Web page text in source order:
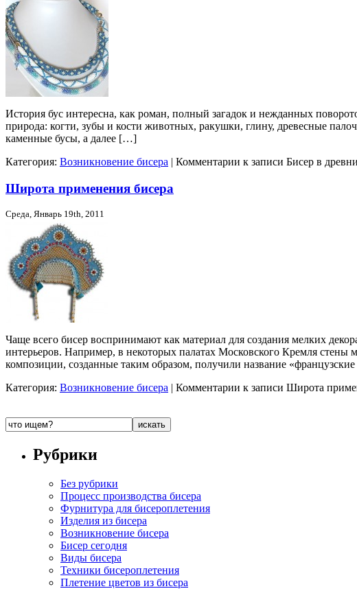
История бус интересна, как роман, полный загадок и нежданных
природа: когти, зубы и кости животных, ракушки, глину, древесные
каменные бусы, а далее […]
Категория: Возникновение бисера | Комментарии к записи Бисер в
Широта применения бисера
Среда, Январь 19th, 2011
Чаще всего бисер воспринимают как материал для создания мелких
интерьеров. Например, в некоторых палатах Московского Кремля
композиции, созданные таким образом, получили название
Категория: Возникновение бисера | Комментарии к записи Широта
Рубрики
Без рубрики
Процесс производства бисера
Фурнитура для бисероплетения
Изделия из бисера
Возникновение бисера
Бисер сегодня
Виды бисера
Техники бисероплетения
Плетение цветов из бисера